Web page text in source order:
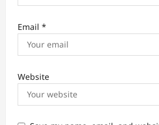
Email *
Website